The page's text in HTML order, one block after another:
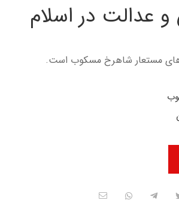
عدالت در اسلام
مستعار شاهرخ مسکوب است.